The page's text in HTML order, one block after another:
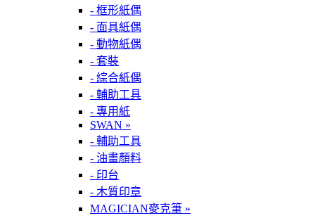
- 框形紙偶
- 面具紙偶
- 動物紙偶
- 套裝
- 綜合紙偶
- 輔助工具
- 專用紙
SWAN »
- 輔助工具
- 油畫顏料
- 印台
- 木質印章
MAGICIAN麥克筆 »